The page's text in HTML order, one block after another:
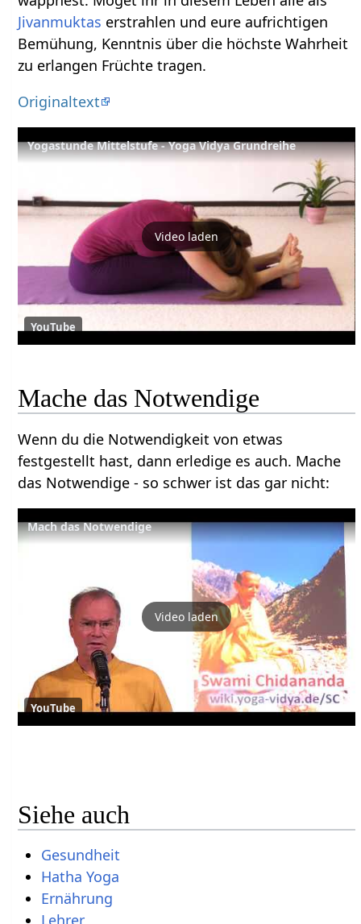
Jivanmuktas erstrahlen und eure aufrichtigen
Bemühung, Kenntnis über die höchste Wahrheit
zu erlangen Früchte tragen.
Originaltext
Yogastunde Mittelstufe - Yoga Vidya Grundreihe
Video laden
YouTube
Mache das Notwendige
Wenn du die Notwendigkeit von etwas
festgestellt hast, dann erledige es auch. Mache
das Notwendige - so schwer ist das gar nicht:
Mach das Notwendige
Video laden
YouTube
Siehe auch
Gesundheit
Hatha Yoga
Ernährung
Lehrer